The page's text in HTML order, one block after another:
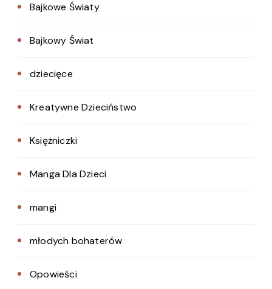
Bajkowe Światy
Bajkowy Świat
dziecięce
Kreatywne Dzieciństwo
Księżniczki
Manga Dla Dzieci
mangi
młodych bohaterów
Opowieści